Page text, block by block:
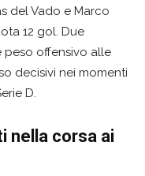
del Vado e Marco
12 gol. Due
offensivo alle
decisivi nei momenti
D.
nella corsa ai